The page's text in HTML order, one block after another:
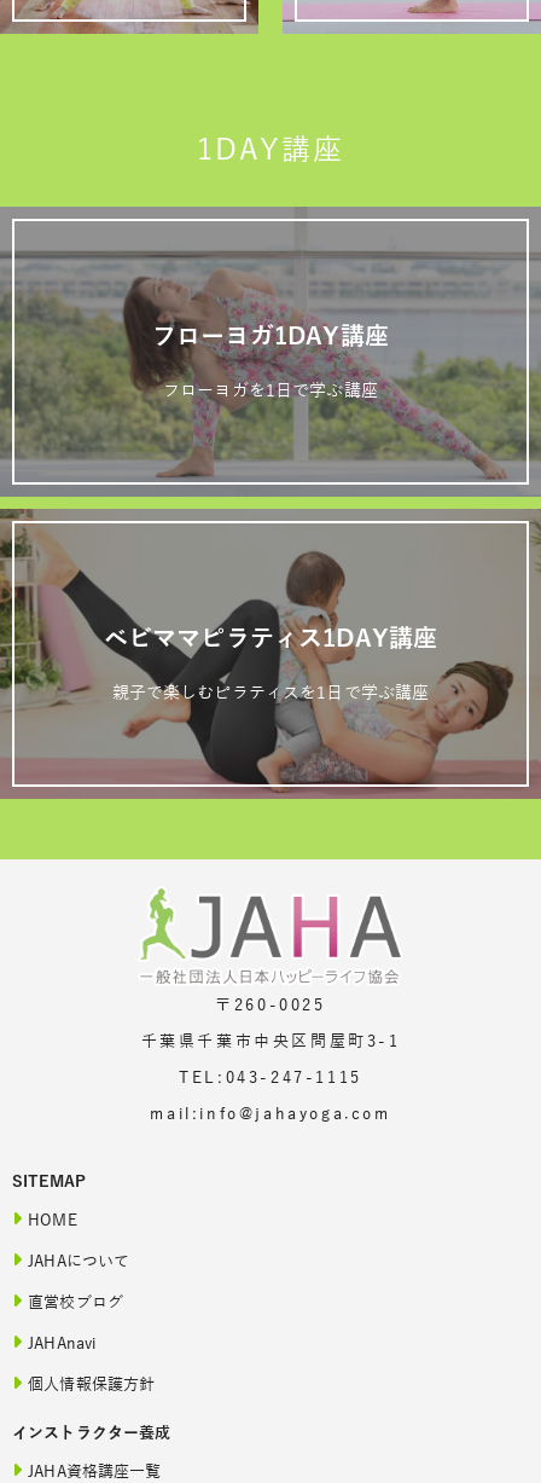
1DAY講座
フローヨガ1DAY講座
フローヨガを1日で学ぶ講座
ベビママピラティス1DAY講座
親子で楽しむピラティスを1日で学ぶ講座
〒260-0025
千葉県千葉市中央区問屋町3-1
TEL:043-247-1115
mail:info@jahayoga.com
SITEMAP
HOME
JAHAについて
直営校ブログ
JAHAnavi
個人情報保護方針
インストラクター養成
JAHA資格講座一覧